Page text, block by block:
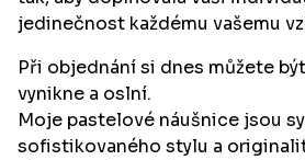
jedinečnost každému vašemu
Při objednání si dnes můžete
vynikne a oslní.
Moje pastelové náušnice jsou
sofistikovaného stylu a